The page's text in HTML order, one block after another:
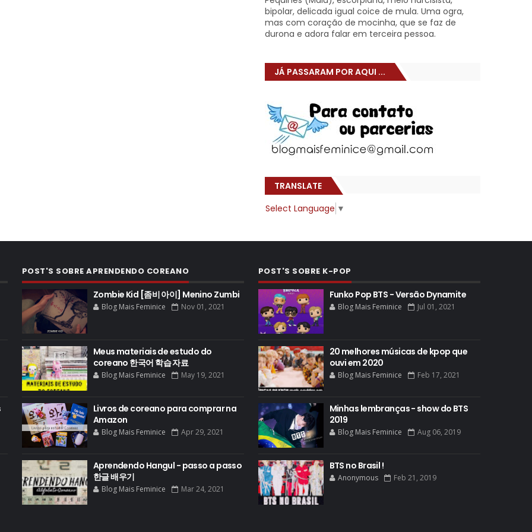
bipolar, delicada igual coice de mula. Uma ogra,
mas com coração de mocinha, que se faz de
durona e adora falar em terceira pessoa.
JÁ PASSARAM POR AQUI ...
TRANSLATE
Select Language ▼
POST'S SOBRE APRENDENDO COREANO
Zombie Kid [좀비 아이] Menino Zumbi
Blog Mais Feminice Nov 01, 2021
Meus materiais de estudo do
coreano 한국어 학습 자료
Blog Mais Feminice May 19, 2021
Livros de coreano para comprar na
Amazon
Blog Mais Feminice Apr 29, 2021
Aprendendo Hangul - passo a passo
한글 배우기
Blog Mais Feminice Mar 24, 2021
POST'S SOBRE K-POP
Funko Pop BTS - Versão Dynamite
Blog Mais Feminice Jul 01, 2021
20 melhores músicas de kpop que
ouvi em 2020
Blog Mais Feminice Feb 17, 2021
Minhas lembranças - show do BTS
2019
Blog Mais Feminice Aug 06, 2019
BTS no Brasil !
Anonymous Feb 21, 2019